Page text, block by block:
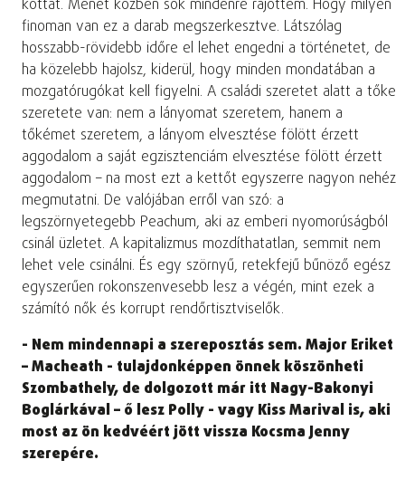
kottát. Menet közben sok mindenre rájöttem. Hogy milyen
finoman van ez a darab megszerkesztve. Látszólag
hosszabb-rövidebb időre el lehet engedni a történetet, de
ha közelebb hajolsz, kiderül, hogy minden mondatában a
mozgatórugókat kell figyelni. A családi szeretet alatt a tőke
szeretete van: nem a lányomat szeretem, hanem a
tőkémet szeretem, a lányom elvesztése fölött érzett
aggodalom a saját egzisztenciám elvesztése fölött érzett
aggodalom – na most ezt a kettőt egyszerre nagyon nehéz
megmutatni. De valójában erről van szó: a
legszörnyetegebb Peachum, aki az emberi nyomorúságból
csinál üzletet. A kapitalizmus mozdíthatatlan, semmit nem
lehet vele csinálni. És egy szörnyű, retekfejű bűnöző egész
egyszerűen rokonszenvesebb lesz a végén, mint ezek a
számító nők és korrupt rendőrtisztviselők.
- Nem mindennapi a szereposztás sem. Major Eriket
– Macheath - tulajdonképpen önnek köszönheti
Szombathely, de dolgozott már itt Nagy-Bakonyi
Boglárkával – ő lesz Polly - vagy Kiss Marival is, aki
most az ön kedvéért jött vissza Kocsma Jenny
szerepére.